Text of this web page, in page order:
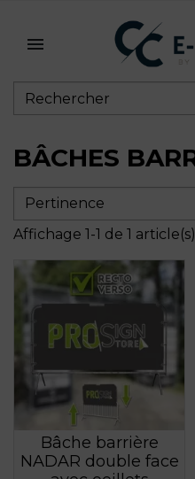

BÂCHES
Affichage 1-1 de 1 article(s)
Bâche barrière
NADAR double face